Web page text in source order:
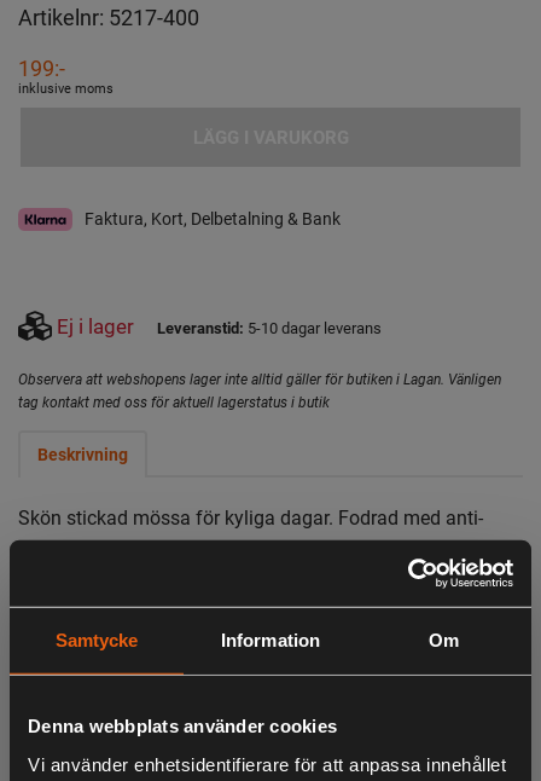
Samtycke Information Om
Denna webbplats använder cookies
Vi använder enhetsidentifierare för att anpassa innehållet
Artikelnr: 5217-400
199:-
inklusive moms
Faktura, Kort, Delbetalning & Bank
Ej i lager Leveranstid: 5-10 dagar leverans
Observera att webshopens lager inte alltid gäller för butiken i Lagan. Vänligen
tag kontakt med oss för aktuell lagerstatus i butik
Beskrivning
Skön stickad mössa för kyliga dagar. Fodrad med anti-
pilling fleece för extra värme och komfort. 85% akryl, 15%
LIKNANDE PRODUKTER